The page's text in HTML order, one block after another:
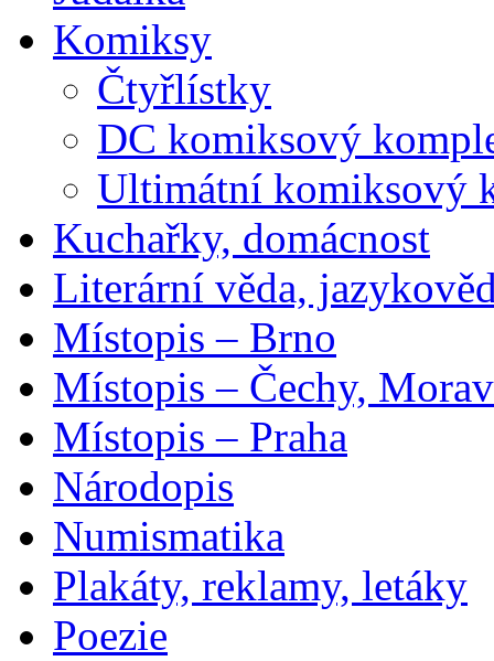
Komiksy
Čtyřlístky
DC komiksový
Ultimátní komiksový
Kuchařky, domácnost
Literární věda,
Místopis – Brno
Místopis – Čechy,
Místopis – Praha
Národopis
Numismatika
Plakáty, reklamy, letáky
Poezie